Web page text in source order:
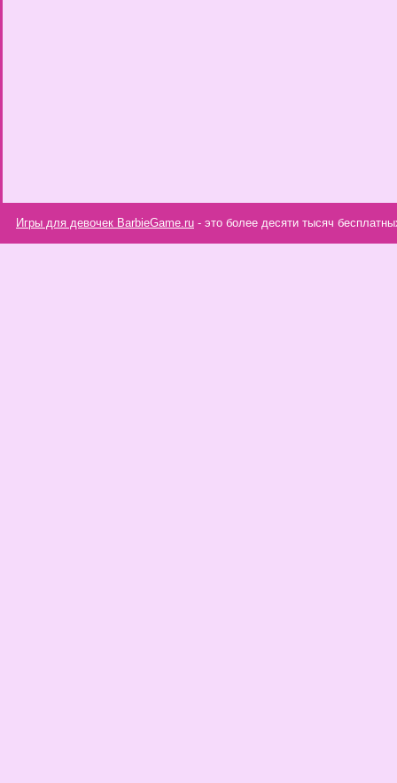
Игры для девочек BarbieGame.ru - это более десяти тысяч